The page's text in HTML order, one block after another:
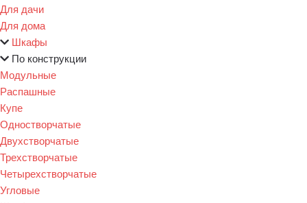
Для дачи
Для дома
Шкафы
По конструкции
Модульные
Распашные
Купе
Одностворчатые
Двухстворчатые
Трехстворчатые
Четырехстворчатые
Угловые